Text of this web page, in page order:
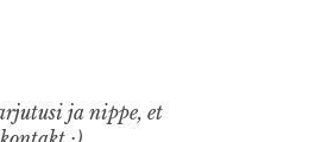
ja nippe, et